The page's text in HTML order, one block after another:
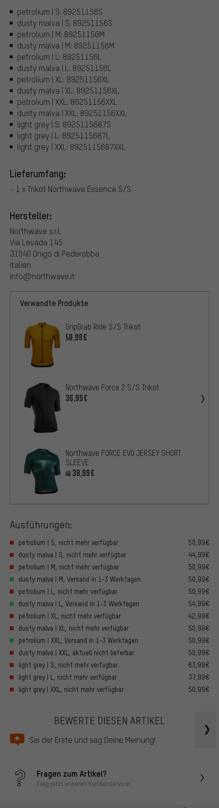
petrolium | S: 89251156S
dusty malva | S: 89251156S
petrolium | M: 89251156M
dusty malva | M: 89251156M
petrolium | L: 89251156L
dusty malva | L: 89251156L
petrolium | XL: 89251156XL
dusty malva | XL: 89251156XL
petrolium | XXL: 89251156XXL
dusty malva | XXL: 89251156XXL
light grey | S: 8925115687S
light grey | L: 8925115687L
light grey | XXL: 8925115687XXL
Lieferumfang:
- 1 x Trikot Northwave Essence S/S
Hersteller:
Northwave s.r.l.
Via Levada 145
31040 Onigo di Pederobba
Italien
info@northwave.it
Verwandte Produkte
GripGrab Ride S/S Trikot
50,99€
Northwave Force 2 S/S Trikot
36,99€
Northwave FORCE EVO JERSEY SHORT
SLEEVE
AB 38,99€
Ausführungen:
petrolium | S, nicht mehr verfügbar
50,99€
dusty malva | S, nicht mehr verfügbar
44,99€
petrolium | M, nicht mehr verfügbar
50,99€
dusty malva | M, Versand in 1-3 Werktagen
50,99€
petrolium | L, nicht mehr verfügbar
50,99€
dusty malva | L, Versand in 1-3 Werktagen
54,99€
petrolium | XL, nicht mehr verfügbar
42,99€
dusty malva | XL, nicht mehr verfügbar
50,99€
petrolium | XXL, Versand in 1-3 Werktagen
50,99€
dusty malva | XXL, aktuell nicht lieferbar
50,99€
light grey | S, nicht mehr verfügbar
63,99€
light grey | L, nicht mehr verfügbar
37,99€
light grey | XXL, nicht mehr verfügbar
50,99€
BEWERTE DIESEN ARTIKEL
Sei der Erste und sag Deine Meinung!
Fragen zum Artikel?
Frag jetzt unseren Kundenservice!